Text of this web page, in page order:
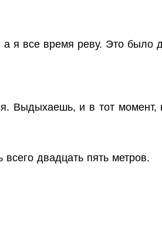
я все время реву. Это было
Выдыхаешь, и в тот момент,
двадцать пять метров.